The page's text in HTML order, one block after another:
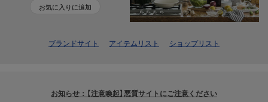
お気に入りに追加
ブランドサイト アイテムリスト ショップリスト
お知らせ：【注意喚起】悪質サイトにご注意ください